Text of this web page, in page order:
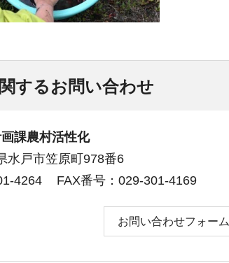
するお問い合わせ
課農村活性化
水戸市笠原町978番6
4264
FAX番号：029-301-4169
お問い合わせフォーム